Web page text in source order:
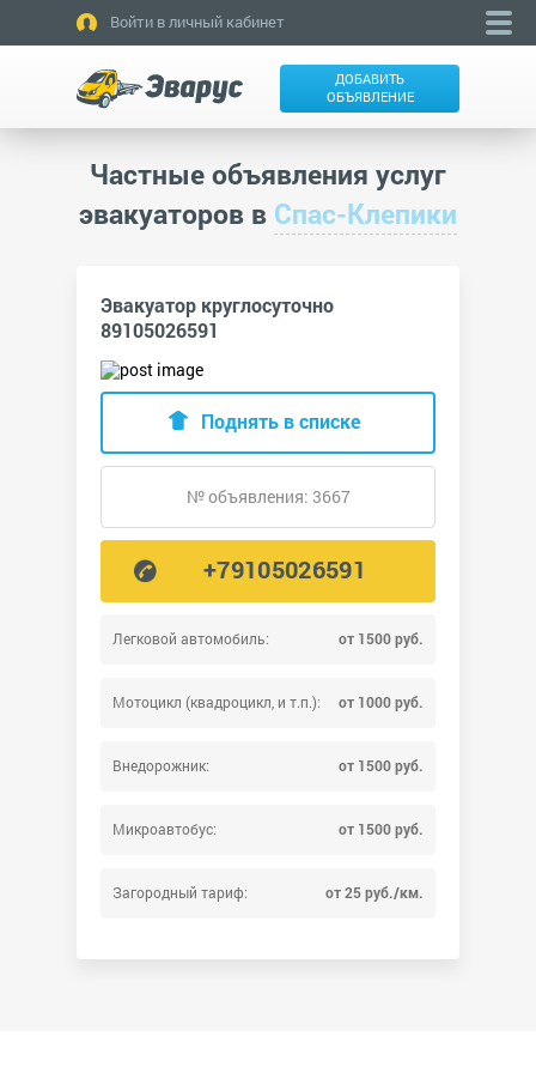
Войти в личный кабинет
ДОБАВИТЬ
ОБЪЯВЛЕНИЕ
Частные объявления услуг
эвакуаторов в Спас-Клепики
Эвакуатор круглосуточно
89105026591
Легковой автомобиль: от 1500 руб.
Мотоцикл (квадроцикл, и т.п.): от 1000 руб.
Внедорожник: от 1500 руб.
Микроавтобус: от 1500 руб.
Загородный тариф: от 25 руб./км.
Поднять в списке
№ объявления: 3667
+79105026591